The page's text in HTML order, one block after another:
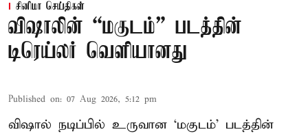
சினிமா செய்திகள்
விஷாலின் “மகுடம்” படத்தின்
டிரெய்லர் வெளியானது
Published on: 07 Aug 2026, 5:12 pm
விஷால் நடிப்பில் உருவான ‘மகுடம்’ படத்தின்